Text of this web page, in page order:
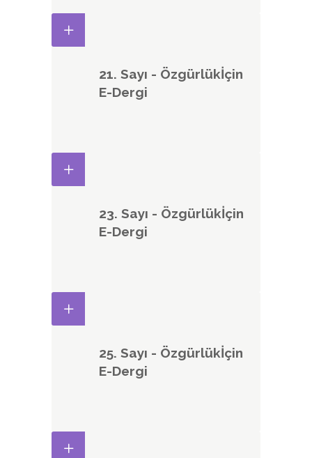
21. Sayı - Özgürlükİçin
E-Dergi
23. Sayı - Özgürlükİçin
E-Dergi
25. Sayı - Özgürlükİçin
E-Dergi